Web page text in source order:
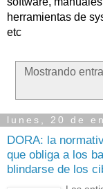
herramientas de
etc
Mostrando
lunes, 20 de
DORA: la
que obliga a los
blindarse de los